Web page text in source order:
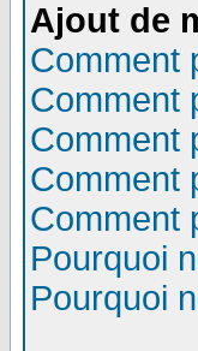
Ajout de
Comment
Comment
Comment
Comment
Comment
Pourquoi
Pourquoi